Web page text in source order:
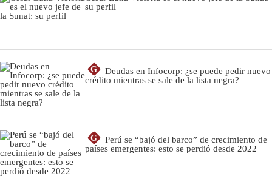
su perfil
G
Deudas en Infocorp: ¿se puede pedir nuevo
crédito mientras se sale de la lista negra?
G
Perú se “bajó del barco” de crecimiento de
países emergentes: esto se perdió desde 2022